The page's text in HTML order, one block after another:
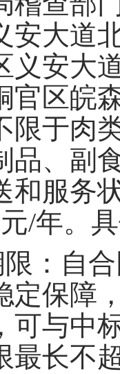
安大道
义安大
官区皖
限于肉
品、副
和服务
/年。
：自
定保障
可与中
最长不